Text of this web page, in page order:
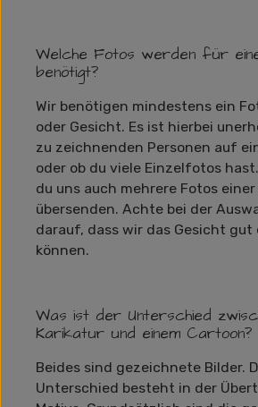
Welche Fotos werden für
benötigt?
Wir benötigen mindestens ein
oder Gesicht. Es ist hierbei
zu zeichnenden Personen auf
oder ob du viele Einzelfotos
du uns auch mehrere Fotos einer
übersenden. Achte bei der
darauf, dass wir das Gesicht gut
können.
Was ist der Unterschied
Karikatur und einem Cartoon?
Beides sind gezeichnete Bilder.
Unterschied besteht in der